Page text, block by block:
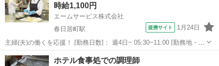
るかもしれません。 しかし、当...
時給1,100円
エームサービス株式会社
春日居町駅
提携サイト 1月24日
主婦(夫)の働くを応援！ [勤務日数]： 週4日~ 05:30~11:00 [勤務地・最
寄駅]： 山梨県笛吹市春日居町小松855 山梨リハビリテーション病
院-4180 ＜エームサービス株式会社＞ 春日居町駅徒歩19分 ...
山梨 笛吹市 春日居町駅 その他
ホテル食事処での調理師